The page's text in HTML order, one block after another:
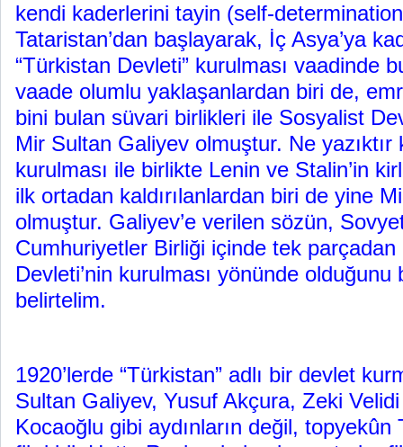
kendi kaderlerini tayin (self-
Tataristan’dan başlayarak, İç Asya’ya
“Türkistan Devleti” kurulması vaadinde
vaade olumlu yaklaşanlardan biri de,
bini bulan süvari birlikleri ile Sosyalist
Mir Sultan Galiyev olmuştur. Ne
kurulması ile birlikte Lenin ve Stalin’in
ilk ortadan kaldırılanlardan biri de yine
olmuştur. Galiyev’e verilen sözün,
Cumhuriyetler Birliği içinde tek
Devleti’nin kurulması yönünde olduğunu
belirtelim.
1920’lerde “Türkistan” adlı bir devlet
Sultan Galiyev, Yusuf Akçura, Zeki
Kocaoğlu gibi aydınların değil, topyekûn